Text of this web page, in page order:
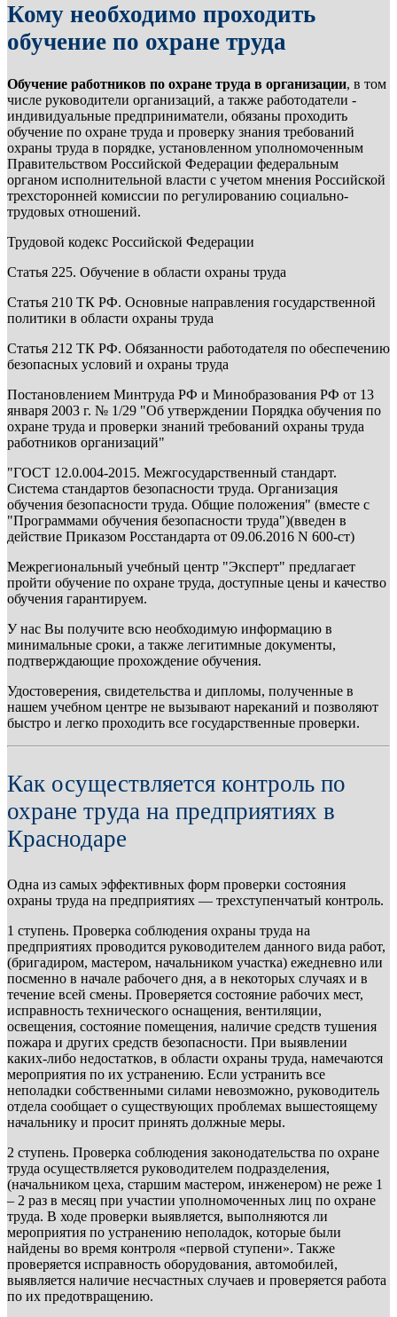
Кому необходимо проходить
обучение по охране труда
Обучение работников по охране труда в организации, в том
числе руководители организаций, а также работодатели -
индивидуальные предприниматели, обязаны проходить
обучение по охране труда и проверку знания требований
охраны труда в порядке, установленном уполномоченным
Правительством Российской Федерации федеральным
органом исполнительной власти с учетом мнения Российской
трехсторонней комиссии по регулированию социально-
трудовых отношений.
Трудовой кодекс Российской Федерации
Статья 225. Обучение в области охраны труда
Статья 210 ТК РФ. Основные направления государственной
политики в области охраны труда
Статья 212 ТК РФ. Обязанности работодателя по обеспечению
безопасных условий и охраны труда
Постановлением Минтруда РФ и Минобразования РФ от 13
января 2003 г. № 1/29 "Об утверждении Порядка обучения по
охране труда и проверки знаний требований охраны труда
работников организаций"
"ГОСТ 12.0.004-2015. Межгосударственный стандарт.
Система стандартов безопасности труда. Организация
обучения безопасности труда. Общие положения" (вместе с
"Программами обучения безопасности труда")(введен в
действие Приказом Росстандарта от 09.06.2016 N 600-ст)
Межрегиональный учебный центр "Эксперт" предлагает
пройти обучение по охране труда, доступные цены и качество
обучения гарантируем.
У нас Вы получите всю необходимую информацию в
минимальные сроки, а также легитимные документы,
подтверждающие прохождение обучения.
Удостоверения, свидетельства и дипломы, полученные в
нашем учебном центре не вызывают нареканий и позволяют
быстро и легко проходить все государственные проверки.
Как осуществляется контроль по
охране труда на предприятиях в
Краснодаре
Одна из самых эффективных форм проверки состояния
охраны труда на предприятиях — трехступенчатый контроль.
1 ступень. Проверка соблюдения охраны труда на
предприятиях проводится руководителем данного вида работ,
(бригадиром, мастером, начальником участка) ежедневно или
посменно в начале рабочего дня, а в некоторых случаях и в
течение всей смены. Проверяется состояние рабочих мест,
исправность технического оснащения, вентиляции,
освещения, состояние помещения, наличие средств тушения
пожара и других средств безопасности. При выявлении
каких-либо недостатков, в области охраны труда, намечаются
мероприятия по их устранению. Если устранить все
неполадки собственными силами невозможно, руководитель
отдела сообщает о существующих проблемах вышестоящему
начальнику и просит принять должные меры.
2 ступень. Проверка соблюдения законодательства по охране
труда осуществляется руководителем подразделения,
(начальником цеха, старшим мастером, инженером) не реже 1
– 2 раз в месяц при участии уполномоченных лиц по охране
труда. В ходе проверки выявляется, выполняются ли
мероприятия по устранению неполадок, которые были
найдены во время контроля «первой ступени». Также
проверяется исправность оборудования, автомобилей,
выявляется наличие несчастных случаев и проверяется работа
по их предотвращению.